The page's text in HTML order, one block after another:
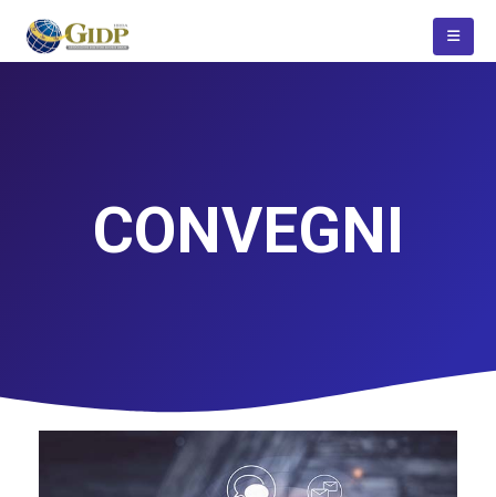
CONVEGNI